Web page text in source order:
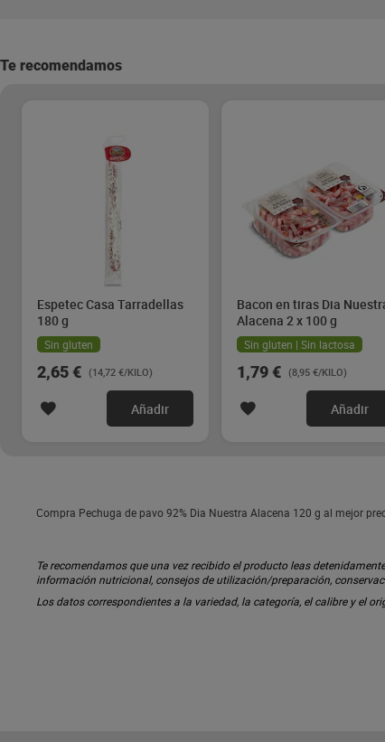
Te recomendamos
Espetec Casa Tarradellas
180 g
Sin gluten
2,65 € (14,72 €/KILO)
Añadir
Bacon en tiras Dia
Alacena 2 x 100 g
Sin gluten | Sin lactosa
1,79 € (8,95 €/KILO)
Añadir
Compra Pechuga de pavo 92% Dia Nuestra Alacena 120 g al mejor
Te recomendamos que una vez recibido el producto leas
información nutricional, consejos de utilización/preparación,
Los datos correspondientes a la variedad, la categoría, el calibre y el